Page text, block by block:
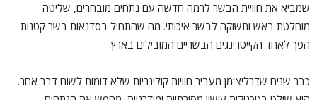
שמביא את חוויית הבשר לרמה חדשה עם נתחים מובחרים, שליטה
מוחלטת באש ותשוקה לבשר איכותי. מה שהתחיל בסדנאות בשר קטנות
הפך לאחד הקייטרינגים הבשריים המובילים בארץ.
כבר שנים שדרליצ’מן מעביר חוויות קולינריות שלא דומות לשום דבר אחר.